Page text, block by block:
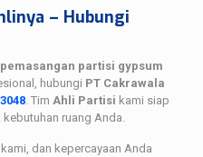
– Hubungi
partisi gypsum
hubungi PT Cakrawala
. Tim Ahli Partisi kami siap
ruang Anda.
dan kepercayaan Anda